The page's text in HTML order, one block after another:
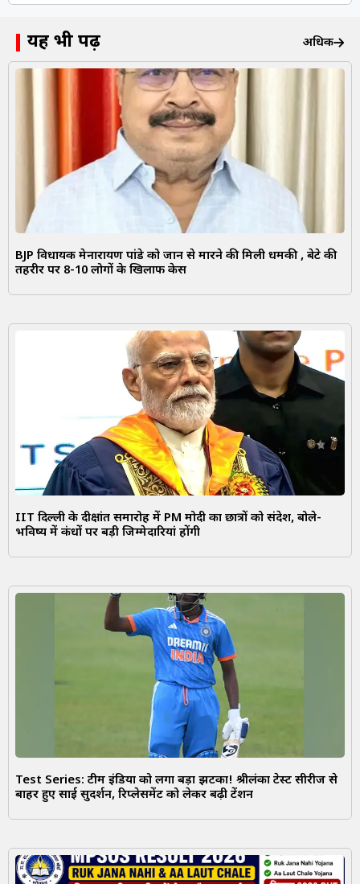
यह भी पढ़ें अधिक
BJP विधायक प्रेमनारायण पांडे को जान से मारने की मिली धमकी , बेटे की
तहरीर पर 8-10 लोगों के खिलाफ केस
IIT दिल्ली के दीक्षांत समारोह में PM मोदी का छात्रों को संदेश, बोले-
भविष्य में कंधों पर बड़ी जिम्मेदारियां होंगी
Test Series: टीम इंडिया को लगा बड़ा झटका! श्रीलंका टेस्ट सीरीज से
बाहर हुए साई सुदर्शन, रिप्लेसमेंट को लेकर बढ़ी टेंशन